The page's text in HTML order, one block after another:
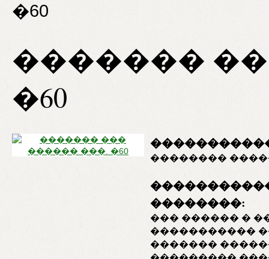
�60
�������
�60
��������
��������:
��� ������ �
�����������
�������